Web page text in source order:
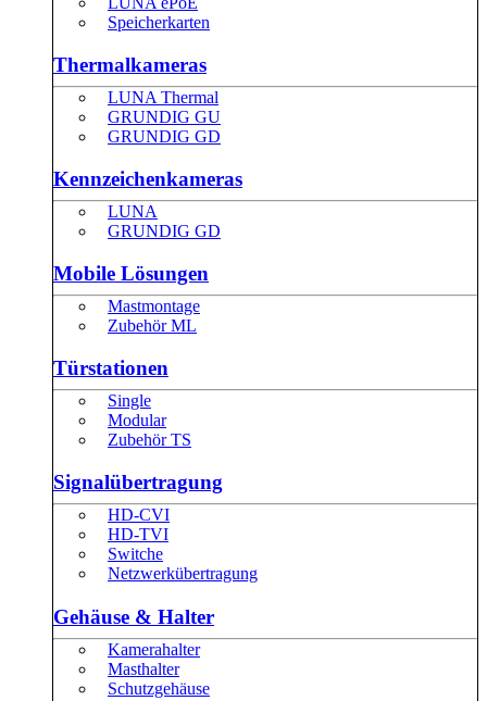
Speicherkarten
Thermalkameras
LUNA Thermal
GRUNDIG GU
GRUNDIG GD
Kennzeichenkameras
LUNA
GRUNDIG GD
Mobile Lösungen
Mastmontage
Zubehör ML
Türstationen
Single
Modular
Zubehör TS
Signalübertragung
HD-CVI
HD-TVI
Switche
Netzwerkübertragung
Gehäuse & Halter
Kamerahalter
Masthalter
Schutzgehäuse